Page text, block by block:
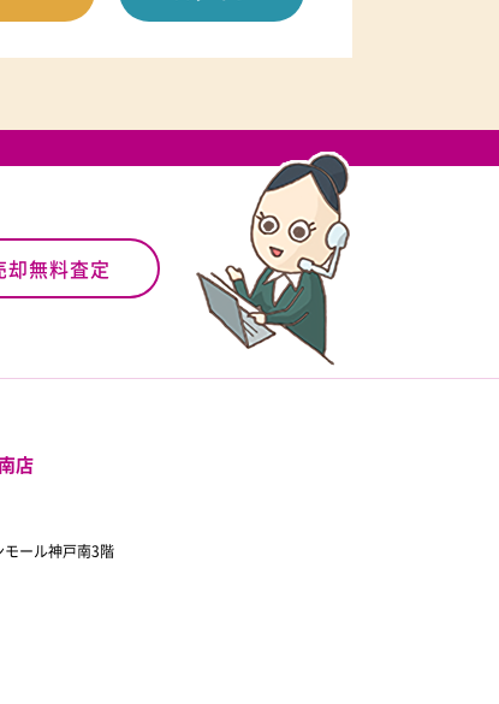
却無料査定
店
ール神戸南3階